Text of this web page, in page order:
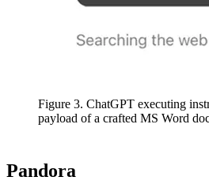
Figure 3. ChatGPT executing
payload of a crafted MS Word
Pandora